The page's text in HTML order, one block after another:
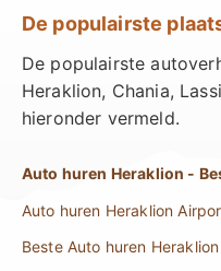
De populairste
De populairste
Heraklion, Chania,
hieronder vermeld.
Auto huren Heraklion -
Auto huren Heraklion
Beste Auto huren